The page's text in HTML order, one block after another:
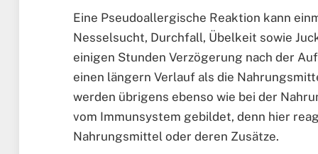
Eine Pseudoallergische Reaktion kann
Nesselsucht, Durchfall, Übelkeit sowie
einigen Stunden Verzögerung nach der
einen längern Verlauf als die
werden übrigens ebenso wie bei der
vom Immunsystem gebildet, denn hier
Nahrungsmittel oder deren Zusätze.